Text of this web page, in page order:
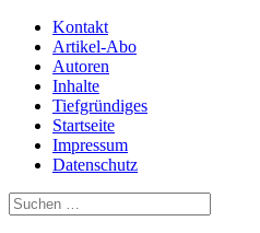
Kontakt
Artikel-Abo
Autoren
Inhalte
Tiefgründiges
Startseite
Impressum
Datenschutz
Suchen
nach: